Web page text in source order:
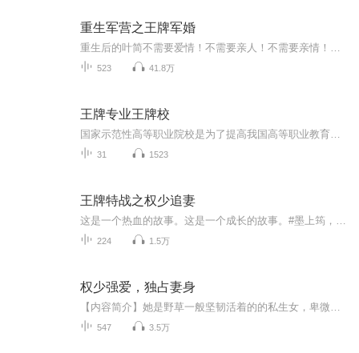
重生军营之王牌军婚
523 41.8万
王牌专业王牌校
31 1523
王牌特战之权少追妻
224 1.5万
权少强爱，独占妻身
547 3.5万